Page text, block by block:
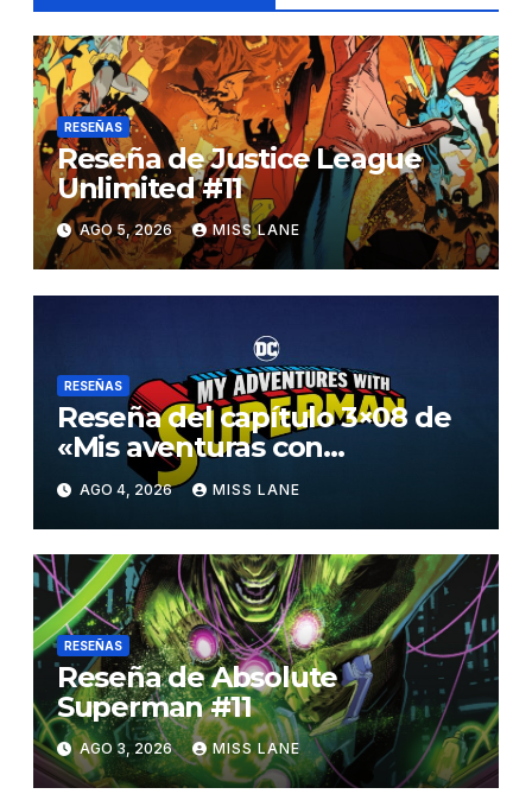
RESEÑAS
Reseña de Justice League
Unlimited #11
AGO 5, 2026 MISS LANE
RESEÑAS
Reseña del capítulo 3×08 de
«Mis aventuras con
Superman»
AGO 4, 2026 MISS LANE
RESEÑAS
Reseña de Absolute
Superman #11
AGO 3, 2026 MISS LANE